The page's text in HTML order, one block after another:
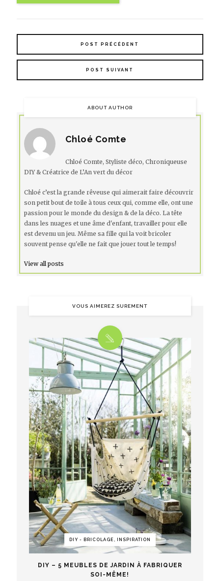
POST PRÉCÉDENT
POST SUIVANT
ABOUT AUTHOR
Chloé Comte
Chloé Comte, Styliste déco, Chroniqueuse
DIY & Créatrice de L’An vert du décor
Chloé c’est la grande rêveuse qui aimerait faire découvrir
son petit bout de toile à tous ceux qui, comme elle, ont une
passion pour le monde du design & de la déco. La tête
dans les nuages et une âme d'enfant, travailler pour elle
est devenu un jeu. Même sa fille qui la voit bricoler
souvent pense qu'elle ne fait que jouer tout le temps!
View all posts
VOUS AIMEREZ SUREMENT
DIY - BRICOLAGE, INSPIRATION
DIY – 5 MEUBLES DE JARDIN À FABRIQUER
SOI-MÊME!